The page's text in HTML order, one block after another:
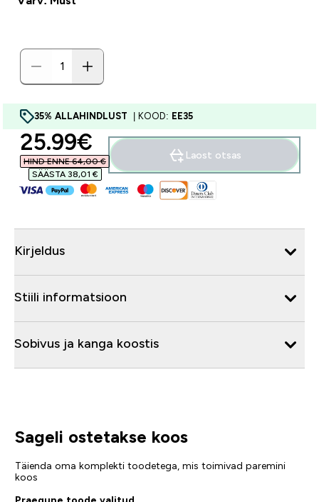
35% ALLAHINDLUST | KOOD: EE35
discounted price
25.99€‎
HIND ENNE 64,00 €‎
SÄÄSTA 38,01 €‎
Laost otsas
Kirjeldus
Stiili informatsioon
Sobivus ja kanga koostis
Sageli ostetakse koos
Täienda oma komplekti toodetega, mis toimivad paremini
koos
Praegune toode valitud